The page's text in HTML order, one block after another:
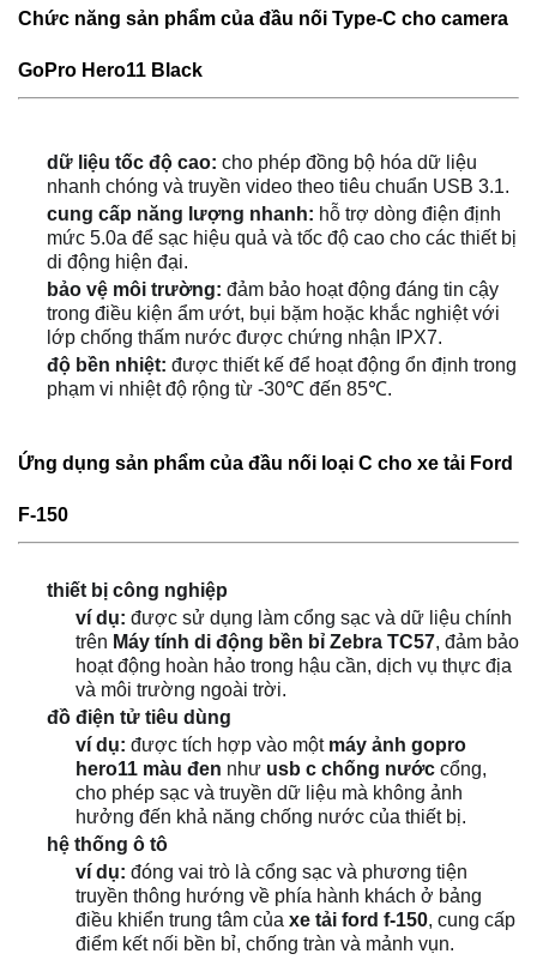
Chức năng sản phẩm của đầu nối Type-C cho camera
GoPro Hero11 Black
dữ liệu tốc độ cao: cho phép đồng bộ hóa dữ liệu
nhanh chóng và truyền video theo tiêu chuẩn USB 3.1.
cung cấp năng lượng nhanh: hỗ trợ dòng điện định
mức 5.0a để sạc hiệu quả và tốc độ cao cho các thiết bị
di động hiện đại.
bảo vệ môi trường: đảm bảo hoạt động đáng tin cậy
trong điều kiện ẩm ướt, bụi bặm hoặc khắc nghiệt với
lớp chống thấm nước được chứng nhận IPX7.
độ bền nhiệt: được thiết kế để hoạt động ổn định trong
phạm vi nhiệt độ rộng từ -30℃ đến 85℃.
Ứng dụng sản phẩm của đầu nối loại C cho xe tải Ford
F-150
thiết bị công nghiệp
ví dụ: được sử dụng làm cổng sạc và dữ liệu chính
trên Máy tính di động bền bỉ Zebra TC57, đảm bảo
hoạt động hoàn hảo trong hậu cần, dịch vụ thực địa
và môi trường ngoài trời.
đồ điện tử tiêu dùng
ví dụ: được tích hợp vào một máy ảnh gopro
hero11 màu đen như usb c chống nước cổng,
cho phép sạc và truyền dữ liệu mà không ảnh
hưởng đến khả năng chống nước của thiết bị.
hệ thống ô tô
ví dụ: đóng vai trò là cổng sạc và phương tiện
truyền thông hướng về phía hành khách ở bảng
điều khiển trung tâm của xe tải ford f-150, cung cấp
điểm kết nối bền bỉ, chống tràn và mảnh vụn.